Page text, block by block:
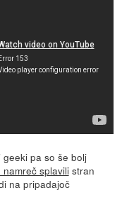
pa so še bolj
namreč splavilistran
na pripadajoč